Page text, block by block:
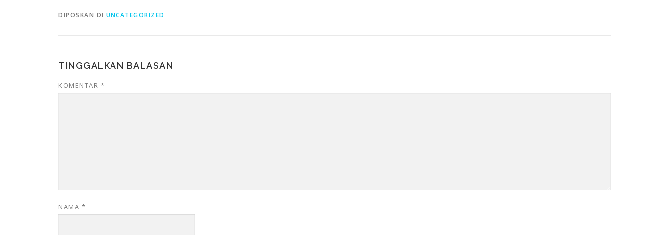
DIPOSKAN DI UNCATEGORIZED
TINGGALKAN BALASAN
KOMENTAR *
NAMA *